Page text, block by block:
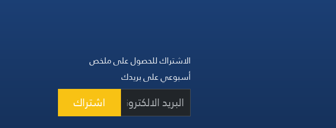
الاشتراك للحصول على ملخص
أسبوعي على بريدك
اشتراك